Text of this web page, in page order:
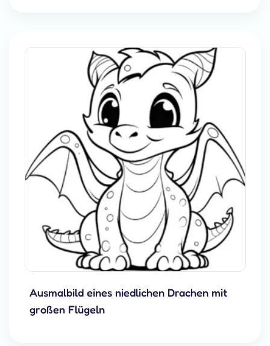
Ausmalbild eines niedlichen Drachen mit
großen Flügeln